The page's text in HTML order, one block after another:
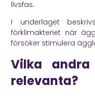
livsfas.
I underlaget
förklimakteriet när
försöker stimulera
Vilka
relevanta?